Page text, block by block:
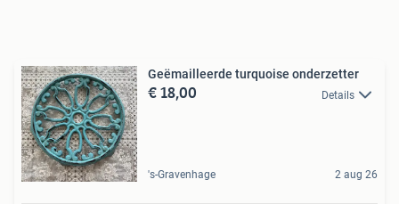
Geëmailleerde turquoise onderzetter
€ 18,00 Details
's-Gravenhage 2 aug 26